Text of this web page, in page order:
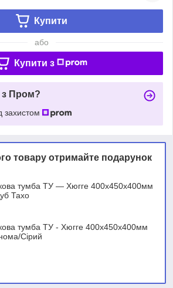
Купити
або
Купити з
з Пром?
захистом
товару отримайте подарунок
тумба ТУ — Хюгге 400х450х400мм
Тахо
тумба ТУ - Хюгге 400х450х400мм
Сірий